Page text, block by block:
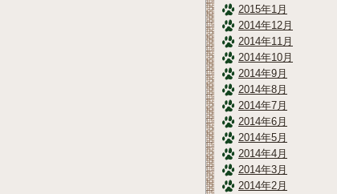
2015年1月
2014年12月
2014年11月
2014年10月
2014年9月
2014年8月
2014年7月
2014年6月
2014年5月
2014年4月
2014年3月
2014年2月